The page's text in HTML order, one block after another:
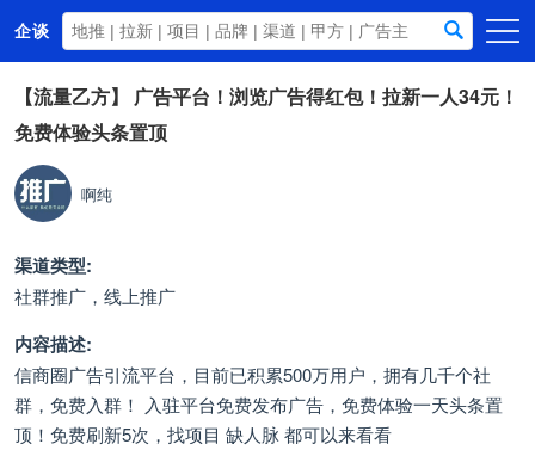
企谈
首页
商务资源
资讯动态
关于我们
【流量乙方】
广告平台！浏览广告得红包！拉新一人34元！
免费体验头条置顶
啊纯
渠道类型:
社群推广，线上推广
内容描述:
信商圈广告引流平台，目前已积累500万用户，拥有几千个社
群，免费入群！ 入驻平台免费发布广告，免费体验一天头条置
顶！免费刷新5次，找项目 缺人脉 都可以来看看